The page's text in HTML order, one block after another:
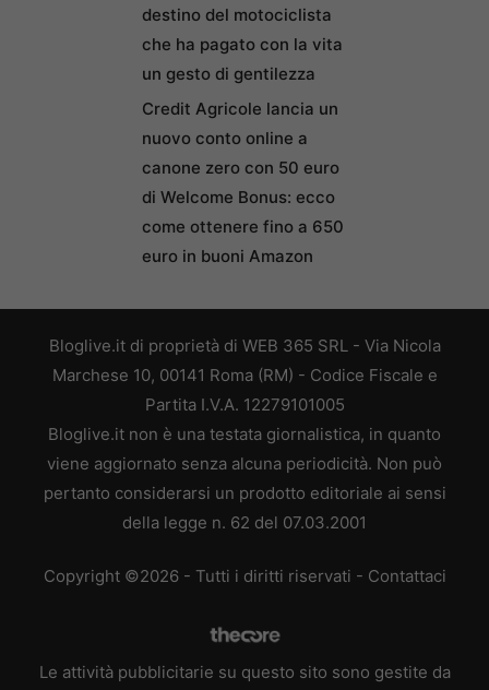
destino del motociclista
che ha pagato con la vita
un gesto di gentilezza
Credit Agricole lancia un
nuovo conto online a
canone zero con 50 euro
di Welcome Bonus: ecco
come ottenere fino a 650
euro in buoni Amazon
Bloglive.it di proprietà di WEB 365 SRL - Via Nicola
Marchese 10, 00141 Roma (RM) - Codice Fiscale e
Partita I.V.A. 12279101005
Bloglive.it non è una testata giornalistica, in quanto
viene aggiornato senza alcuna periodicità. Non può
pertanto considerarsi un prodotto editoriale ai sensi
della legge n. 62 del 07.03.2001
Copyright ©2026 - Tutti i diritti riservati - Contattaci
Le attività pubblicitarie su questo sito sono gestite da